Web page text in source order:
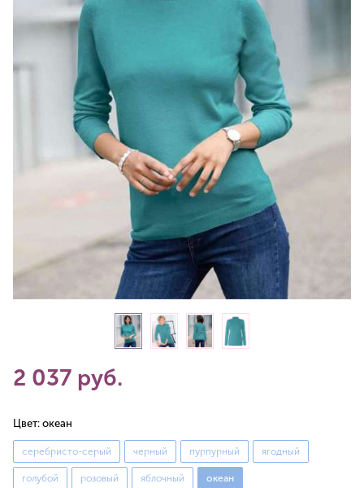
2 037 руб.
Цвет: океан
серебристо-серый черный пурпурный ягодный
голубой розовый яблочный океан